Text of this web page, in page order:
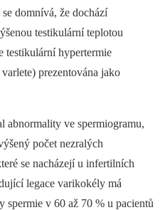
domnívá, že dochází
testikulární teplotou
testi­kulární hypertermie
prezentována jako
abnormality ve spermiogramu,
počet nezralých
se nacházejí u infertilních
legace varikokély má
v 60 až 70 % u pacientů